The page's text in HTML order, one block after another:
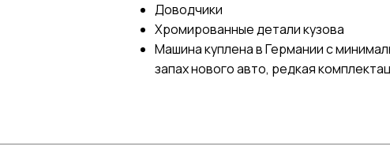
Доводчики
Хромированные детали кузова
Машина куплена в Германии с
запах нового авто, редкая